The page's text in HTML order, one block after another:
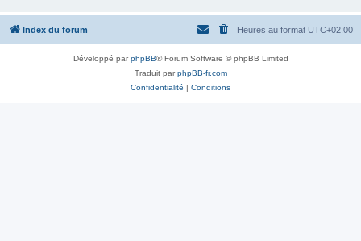
Index du forum Heures au format UTC+02:00
Développé parphpBB® Forum Software © phpBB Limited
Traduit parphpBB-fr.com
Confidentialité | Conditions